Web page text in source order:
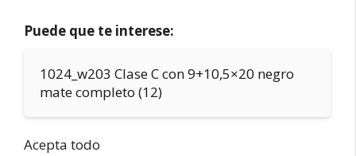
Puede que te interese:
1024_w203 Clase C con 9+10,5×20 negro
mate completo (12)
Acepta todo